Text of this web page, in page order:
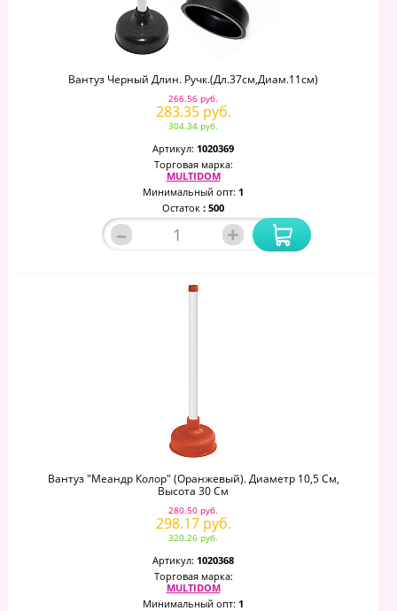
Вантуз Черный Длин. Ручк.(дл.37см,диам.11см)
266.56 руб.
283.35 руб.
304.34 руб.
Артикул: 1020369
Торговая марка:
MULTIDOM
Минимальный опт: 1
Остаток : 500
– +
Вантуз "Меандр Колор" (оранжевый). Диаметр 10,5 См,
Высота 30 См
280.50 руб.
298.17 руб.
320.26 руб.
Артикул: 1020368
Торговая марка:
MULTIDOM
Минимальный опт: 1